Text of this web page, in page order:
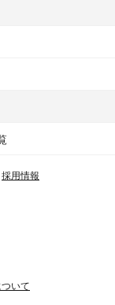
採用情報
いて